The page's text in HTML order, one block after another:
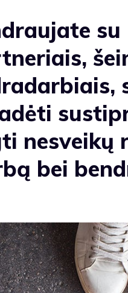
su
nesveikų
bei